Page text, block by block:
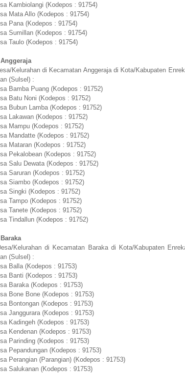
Kambiolangi (Kodepos : 91754)
Mata Allo (Kodepos : 91754)
Pana (Kodepos : 91754)
Sumillan (Kodepos : 91754)
Taulo (Kodepos : 91754)
Kelurahan di Kecamatan Anggeraja di Kota/Kabupaten
(Sulsel) :
Bamba Puang (Kodepos : 91752)
Batu Noni (Kodepos : 91752)
Bubun Lamba (Kodepos : 91752)
Lakawan (Kodepos : 91752)
Mampu (Kodepos : 91752)
Mandatte (Kodepos : 91752)
Mataran (Kodepos : 91752)
Pekalobean (Kodepos : 91752)
Salu Dewata (Kodepos : 91752)
Saruran (Kodepos : 91752)
Siambo (Kodepos : 91752)
Singki (Kodepos : 91752)
Tampo (Kodepos : 91752)
Tanete (Kodepos : 91752)
Tindallun (Kodepos : 91752)
Kelurahan di Kecamatan Baraka di Kota/Kabupaten
(Sulsel) :
Balla (Kodepos : 91753)
Banti (Kodepos : 91753)
Baraka (Kodepos : 91753)
Bone Bone (Kodepos : 91753)
Bontongan (Kodepos : 91753)
Janggurara (Kodepos : 91753)
Kadingeh (Kodepos : 91753)
Kendenan (Kodepos : 91753)
Parinding (Kodepos : 91753)
Pepandungan (Kodepos : 91753)
Perangian (Parangian) (Kodepos : 91753)
Salukanan (Kodepos : 91753)